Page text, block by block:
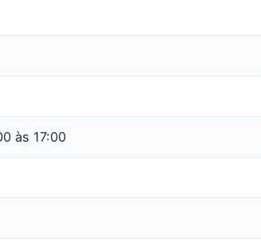
às 17:00